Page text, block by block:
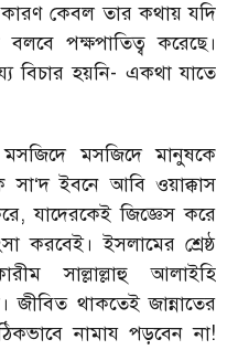
কারণ কেবল তার কথায় যদি
পক্ষপাতিত্ব করেছে।
বিচার হয়নি- একথা যাতে
মসজিদে মানুষকে
ইবনে আবি ওয়াক্কাস
যাদেরকেই জিজ্ঞেস করে
করবেই। ইসলামের শ্রেষ্ঠ
সাল্লাল্লাহু আলাইহি
জীবিত থাকতেই জান্নাতের
নামায পড়বেন না!